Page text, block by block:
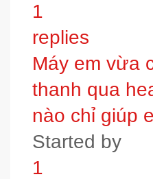
1
replies
Máy em vừa
thanh qua
nào chỉ giúp
Started by
1